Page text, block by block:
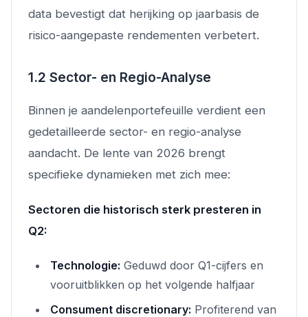
data bevestigt dat herijking op jaarbasis de
risico-aangepaste rendementen verbetert.
1.2 Sector- en Regio-Analyse
Binnen je aandelenportefeuille verdient een
gedetailleerde sector- en regio-analyse
aandacht. De lente van 2026 brengt
specifieke dynamieken met zich mee:
Sectoren die historisch sterk presteren in
Q2:
Technologie: Geduwd door Q1-cijfers en
vooruitblikken op het volgende halfjaar
Consument discretionary: Profiterend van